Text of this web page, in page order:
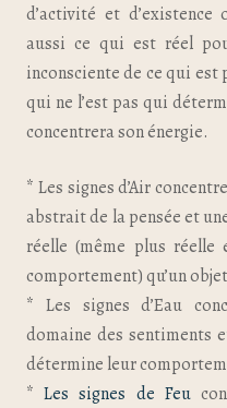
d’activité et
aussi ce qui est réel
inconsciente de ce qui
qui ne l’est pas qui
concentrera son énergie.
* Les signes d’Air
abstrait de la pensée et
réelle (même plus
comportement) qu’un
* Les signes d’Eau
domaine des sentiments
détermine leur
* Les signes de Feu